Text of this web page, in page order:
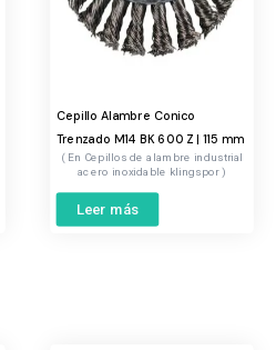
Cepillo Alambre Conico
Trenzado M14 BK 600 Z | 115 mm
Cepillos de alambre industrial
acero inoxidable klingspor
Leer más